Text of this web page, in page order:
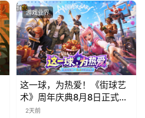
游戏业界
这一球，为热爱！《街球艺
术》周年庆典8月8日正式上
线，多重福利与全新内容同
2天前